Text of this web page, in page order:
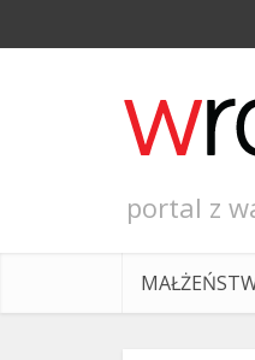
portal z